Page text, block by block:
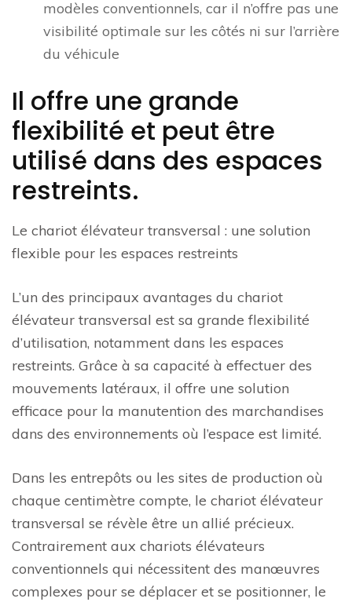
modèles conventionnels, car il n’offre pas une
visibilité optimale sur les côtés ni sur l’arrière
du véhicule
Il offre une grande
flexibilité et peut être
utilisé dans des espaces
restreints.
Le chariot élévateur transversal : une solution
flexible pour les espaces restreints
L’un des principaux avantages du chariot
élévateur transversal est sa grande flexibilité
d’utilisation, notamment dans les espaces
restreints. Grâce à sa capacité à effectuer des
mouvements latéraux, il offre une solution
efficace pour la manutention des marchandises
dans des environnements où l’espace est limité.
Dans les entrepôts ou les sites de production où
chaque centimètre compte, le chariot élévateur
transversal se révèle être un allié précieux.
Contrairement aux chariots élévateurs
conventionnels qui nécessitent des manœuvres
complexes pour se déplacer et se positionner, le